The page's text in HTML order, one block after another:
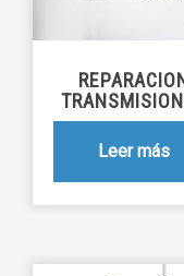
Leer más